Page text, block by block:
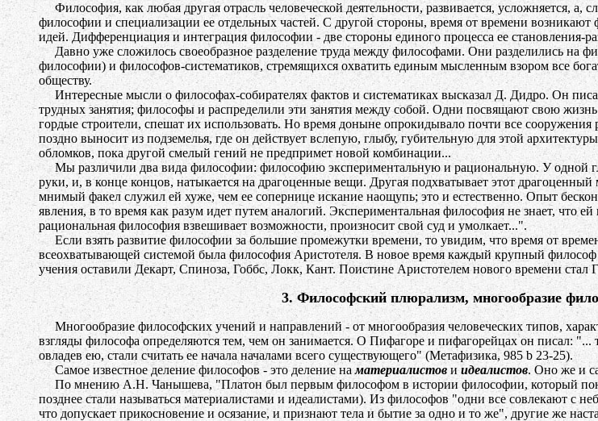
Философия, как любая другая отрасль человеческой деятельности, развивается, усложняется, а,
философии и специализации ее отдельных частей. С другой стороны, время от времени возникают
идей. Дифференциация и интеграция философии - две стороны единого процесса ее становления-
Давно уже сложилось своеобразное разделение труда между философами. Они разделились на
философии) и философов-систематиков, стремящихся охватить единым мысленным взором все
обществу.
Интересные мысли о философах-собирателях фактов и систематиках высказал Д. Дидро. Он
трудных занятия; философы и распределили эти занятия между собой. Одни посвящают свою
гордые строители, спешат их использовать. Но время доныне опрокидывало почти все
поздно выносит из подземелья, где он действует вслепую, глыбу, губительную для этой
обломков, пока другой смелый гений не предпримет новой комбинации...
Мы различили два вида философии: философию экспериментальную и рациональную. У одной
руки, и, в конце концов, натыкается на драгоценные вещи. Другая подхватывает этот драгоценный
мнимый факел служил ей хуже, чем ее сопернице искание наощупь; это и естественно. Опыт
явления, в то время как разум идет путем аналогий. Экспериментальная философия не знает, что
рациональная философия взвешивает возможности, произносит свой суд и умолкает...".
Если взять развитие философии за большие промежутки времени, то увидим, что время от
всеохватывающей системой была философия Аристотеля. В новое время каждый крупный философ
учения оставили Декарт, Спиноза, Гоббс, Локк, Кант. Поистине Аристотелем нового времени стал
3. Философский плюрализм, многообразие
Многообразие философских учений и направлений - от многообразия человеческих типов,
взгляды философа определяются тем, чем он занимается. О Пифагоре и пифагорейцах он писал:
овладев ею, стали считать ее начала началами всего существующего" (Метафизика, 985 b 23-25).
Самое известное деление философов - это деление наматериалистов иидеалистов. Оно же и
По мнению А.Н. Чанышева, "Платон был первым философом в истории философии, который
позднее стали называться материалистами и идеалистами). Из философов "одни все совлекают с
что допускает прикосновение и осязание, и признают тела и бытие за одно и то же", другие же